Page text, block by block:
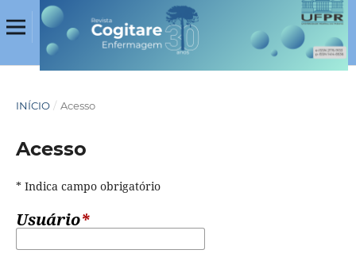
INÍCIO / Acesso
Acesso
* Indica campo obrigatório
Usuário*